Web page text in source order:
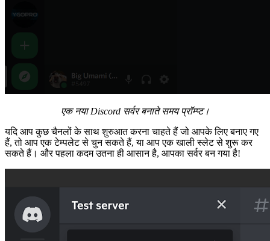
एक नया Discord सर्वर बनाते समय प्रॉम्प्ट।
यदि आप कुछ चैनलों के साथ शुरुआत करना चाहते हैं जो आपके लिए बनाए गए
हैं, तो आप एक टेम्पलेट से चुन सकते हैं, या आप एक खाली स्लेट से शुरू कर
सकते हैं। और पहला कदम उतना ही आसान है, आपका सर्वर बन गया है!